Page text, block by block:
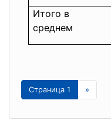
Итого в
среднем
Страница 1 »